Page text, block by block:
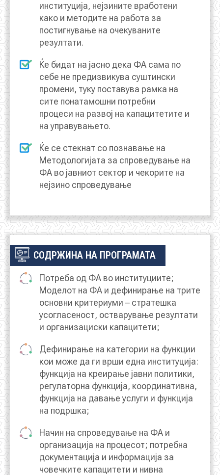
институција, нејзините вработени
како и методите на работа за
постигнување на очекуваните
резултати.
Ќе бидат на јасно дека ФА сама по
себе не предизвикува суштински
промени, туку поставува рамка на
сите понатамошни потребни
процеси на развој на капацитетите и
на управувањето.
Ќе се стекнат со познавање на
Методологијата за спроведување на
ФА во јавниот сектор и чекорите на
нејзино спроведување
СОДРЖИНА НА ПРОГРАМАТА
Потреба од ФА во институциите;
Моделот на ФА и дефинирање на трите
основни критериуми – стратешка
усогласеност, остварување резултати
и организациски капацитети;
Дефинирање на категории на функции
кои може да ги врши една институција:
функција на креирање јавни политики,
регулаторна функција, координативна,
функција на давање услуги и функција
на подршка;
Начин на спроведување на ФА и
организација на процесот; потребна
документација и информација за
човечките капацитети и нивна